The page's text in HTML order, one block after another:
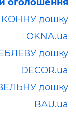
оголошення
дошку
OKNA.ua
дошку
DECOR.ua
дошку
BAU.ua